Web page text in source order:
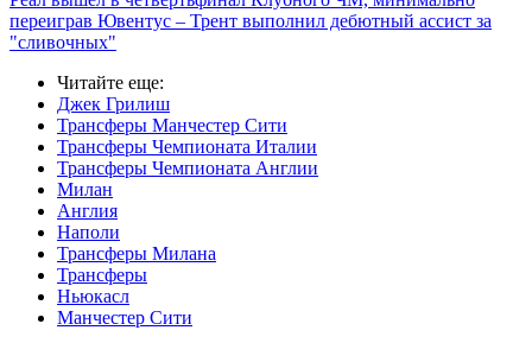
переиграв Ювентус – Трент выполнил дебютный ассист за
"сливочных"
Читайте еще:
Джек Грилиш
Трансферы Манчестер Сити
Трансферы Чемпионата Италии
Трансферы Чемпионата Англии
Милан
Англия
Наполи
Трансферы Милана
Трансферы
Ньюкасл
Манчестер Сити